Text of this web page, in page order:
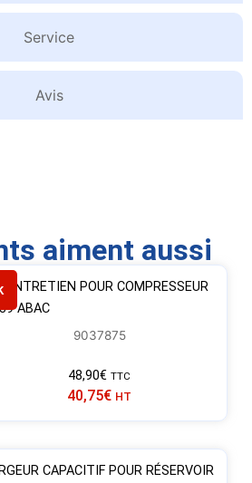
Service
Avis
aiment aussi
ENTRETIEN POUR COMPRESSEUR
ABAC
9037875
48,90€ TTC
40,75€ HT
CAPACITIF POUR RÉSERVOIR